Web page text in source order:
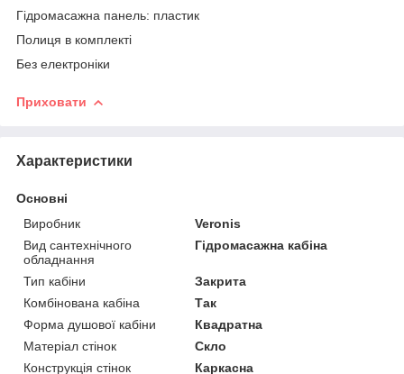
Гідромасажна панель: пластик
Полиця в комплекті
Без електроніки
Приховати
Характеристики
Основні
Виробник
Veronis
Вид сантехнічного
обладнання
Гідромасажна кабіна
Тип кабіни
Закрита
Комбінована кабіна
Так
Форма душової кабіни
Квадратна
Матеріал стінок
Скло
Конструкція стінок
Каркасна